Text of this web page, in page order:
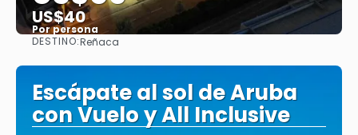
US$40
Por persona
DESTINO:Reñaca
Escápate al sol de Aruba
con Vuelo y All Inclusive